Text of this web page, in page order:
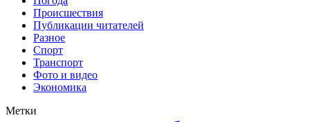
Происшествия
Публикации читателей
Разное
Спорт
Транспорт
Фото и видео
Экономика
Метки